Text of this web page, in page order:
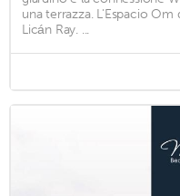
una terrazza. L'Espacio
Licán Ray. ...